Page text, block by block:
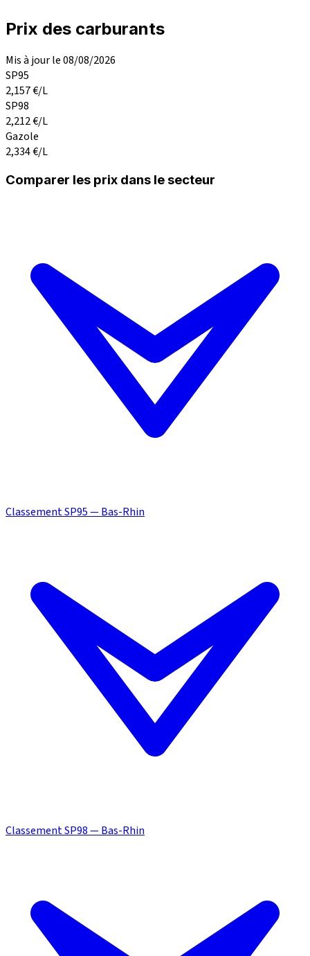
Prix des carburants
Mis à jour le 08/08/2026
SP95
2,157€/L
SP98
2,212€/L
Gazole
2,334€/L
Comparer les prix dans le secteur
Classement SP95 — Bas-Rhin
Classement SP98 — Bas-Rhin